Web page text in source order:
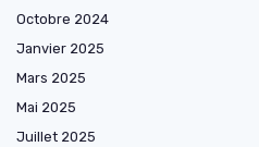
Octobre 2024
Janvier 2025
Mars 2025
Mai 2025
Juillet 2025